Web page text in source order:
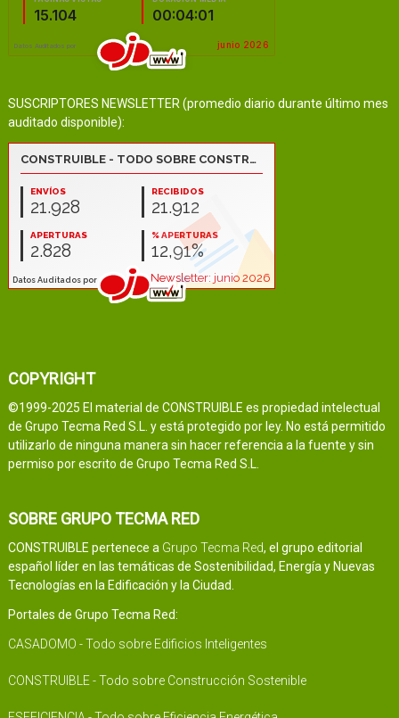
SUSCRIPTORES NEWSLETTER (promedio diario durante último mes
auditado disponible):
COPYRIGHT
©1999-2025 El material de CONSTRUIBLE es propiedad intelectual
de Grupo Tecma Red S.L. y está protegido por ley. No está permitido
utilizarlo de ninguna manera sin hacer referencia a la fuente y sin
permiso por escrito de Grupo Tecma Red S.L.
SOBRE GRUPO TECMA RED
CONSTRUIBLE pertenece a Grupo Tecma Red, el grupo editorial
español líder en las temáticas de Sostenibilidad, Energía y Nuevas
Tecnologías en la Edificación y la Ciudad.
Portales de Grupo Tecma Red:
CASADOMO - Todo sobre Edificios Inteligentes
CONSTRUIBLE - Todo sobre Construcción Sostenible